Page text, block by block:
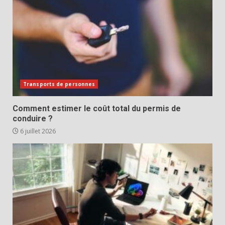
Transports de personnes
Comment estimer le coût total du permis de
conduire ?
6 juillet 2026